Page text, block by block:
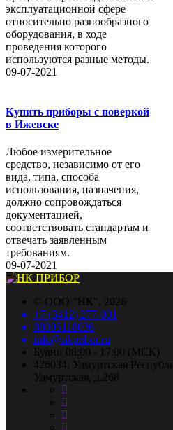
эксплуатационной сфере
относительно разнообразного
оборудования, в ходе
проведения которого
используются разные методы.
09-07-2021
Купить приборы с поверкой
в Ижевске
Любое измерительное
средство, независимо от его
вида, типа, способа
использования, назначения,
должно сопровождаться
документацией,
соответствовать стандартам и
отвечать заявленным
требованиям.
09-07-2021
© ООО "НК", 2026
+7 (3412) 277-001
88005118036
info@nkpribor.ru
Будни 08:00 - 17:00 (МСК)
426034, Удмуртская
Удмуртская, д.268